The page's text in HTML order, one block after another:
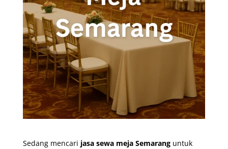
Sedang mencari jasa sewa meja Semaranguntuk